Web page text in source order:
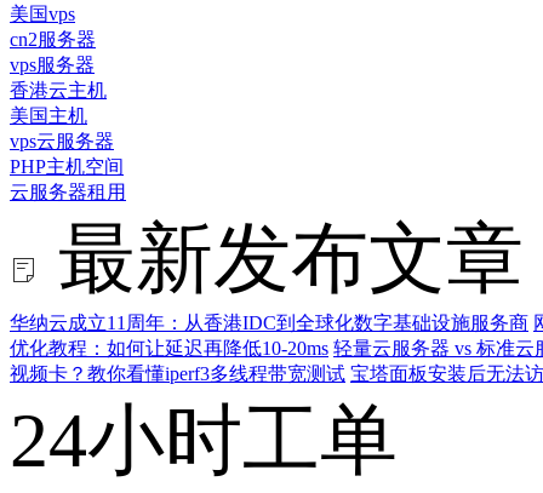
美国vps
cn2服务器
vps服务器
香港云主机
美国主机
vps云服务器
PHP主机空间
云服务器租用
最新发布文章
华纳云成立11周年：从香港IDC到全球化数字基础设施服务商
优化教程：如何让延迟再降低10-20ms 轻量云服务器 vs 标准
视频卡？教你看懂iperf3多线程带宽测试 宝塔面板安装后无法
24小时工单